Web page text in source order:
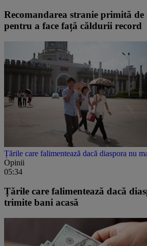
Recomandarea stranie primită de
pentru a face față căldurii record
Țările care falimentează dacă diaspora nu
Opinii
05:34
Țările care falimentează dacă
trimite bani acasă